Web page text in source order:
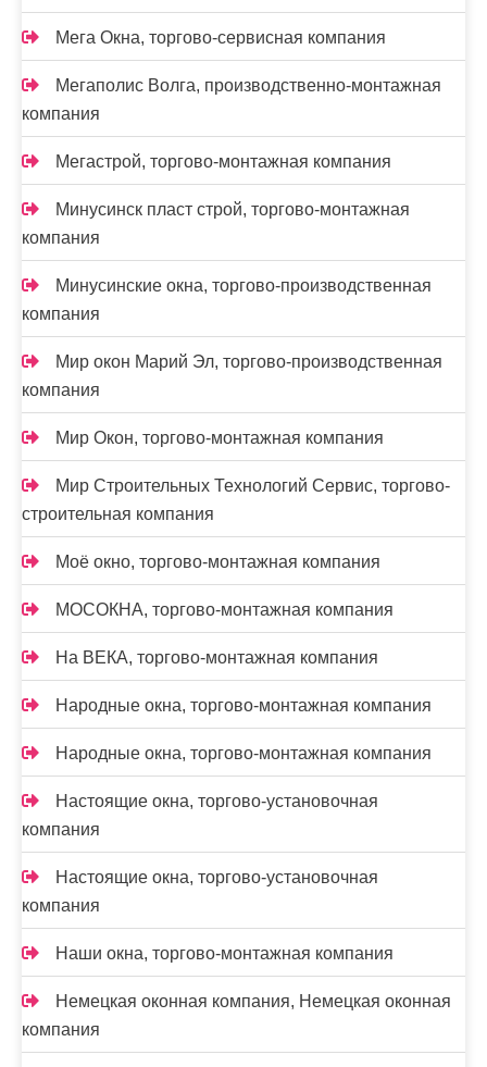
Мега Окна, торгово-сервисная компания
Мегаполис Волга, производственно-монтажная
компания
Мегастрой, торгово-монтажная компания
Минусинск пласт строй, торгово-монтажная
компания
Минусинские окна, торгово-производственная
компания
Мир окон Марий Эл, торгово-производственная
компания
Мир Окон, торгово-монтажная компания
Мир Строительных Технологий Сервис, торгово-
строительная компания
Моё окно, торгово-монтажная компания
МОСОКНА, торгово-монтажная компания
На ВЕКА, торгово-монтажная компания
Народные окна, торгово-монтажная компания
Народные окна, торгово-монтажная компания
Настоящие окна, торгово-установочная
компания
Настоящие окна, торгово-установочная
компания
Наши окна, торгово-монтажная компания
Немецкая оконная компания, Немецкая оконная
компания